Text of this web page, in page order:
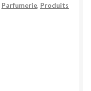
Parfumerie, Produits